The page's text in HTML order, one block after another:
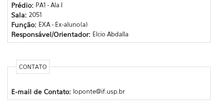
Prédio: PA1 - Ala I
Sala: 2051
Função: EXA - Ex-aluno(a)
Responsável/Orientador: Elcio Abdalla
CONTATO
E-mail de Contato: loponte@if.usp.br